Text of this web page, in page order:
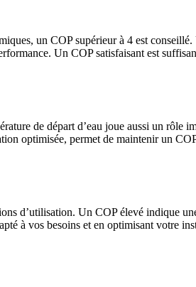
un COP supérieur à 4 est
Un COP satisfaisant est
de départ d’eau joue aussi un rôle
optimisée, permet de maintenir un
d’utilisation. Un COP élevé indique
à vos besoins et en optimisant votre